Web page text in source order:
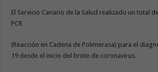
El Servicio Canario de la Salud realizado un total
PCR
(Reacción en Cadena de Polimerasa) para el
19 desde el inicio del brote de coronavirus.